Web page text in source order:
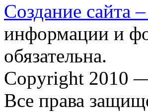
Создание сайта –
информации и
обязательна.
Copyright 2010
Все права